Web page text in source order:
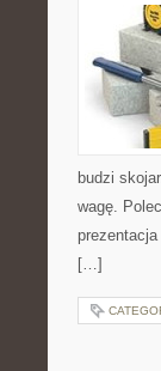
budzi
wagę.
[…]